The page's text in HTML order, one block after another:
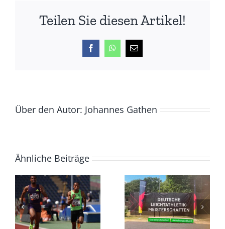
Teilen Sie diesen Artikel!
FacebookWhatsApp
E-
Über den Autor: Johannes Gathen
Ähnliche Beiträge
DM
Masters,
LAZ
Masters
sammeln
DM-